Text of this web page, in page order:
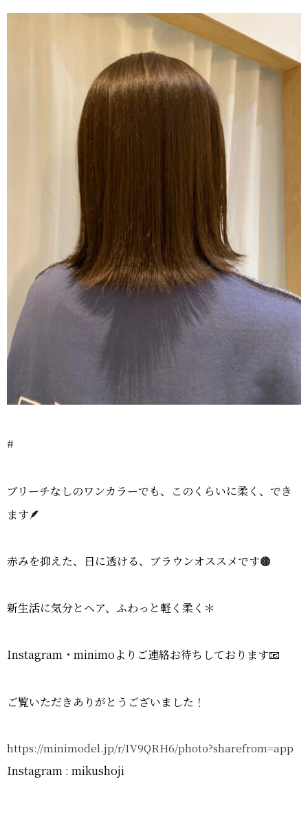
#
ブリーチなしのワンカラーでも、このくらいに柔く、でき
ます🪶
赤みを抑えた、日に透ける、ブラウンオススメです🟤
新生活に気分とヘア、ふわっと軽く柔く＊
Instagram・minimoよりご連絡お待ちしております📧
ご覧いただきありがとうございました！
https://minimodel.jp/r/1V9QRH6/photo?sharefrom=app
Instagram : mikushoji